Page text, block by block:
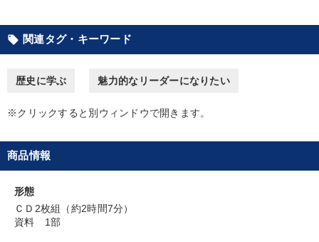
大竹愼一書籍 【6月】音声・映像 「儲けの本質」を突く
【12月】音声・映像 企業戦略に学ぶ
経済・景気・相場予測
仕事のスキルと人間力を高める知恵を身につける
目的別
local_offer 関連タグ・キーワード
歴史に学ぶ 魅力的なリーダーになりたい
※クリックすると別ウィンドウで開きます。
商品情報
形態
ＣＤ2枚組（約2時間7分）
資料 1部